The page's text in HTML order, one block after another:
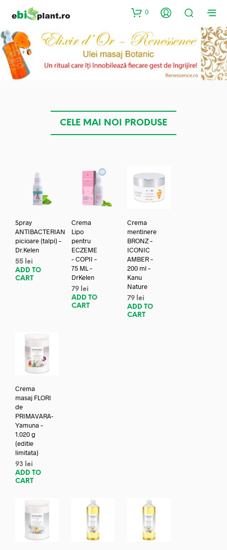
0
CELE MAI NOI PRODUSE
Spray
ANTIBACTERIAN
picioare (talpi) –
Dr.Kelen
55 lei
ADD TO
CART
Crema
Lipo
pentru
ECZEME
– COPII –
75 ML –
DrKelen
79 lei
ADD TO
CART
Crema
mentinere
BRONZ –
ICONIC
AMBER –
200 ml –
Kanu
Nature
79 lei
ADD TO
CART
Crema
masaj FLORI
de
PRIMAVARA-
Yamuna –
1.020 g
(editie
limitata)
93
lei
ADD TO
CART